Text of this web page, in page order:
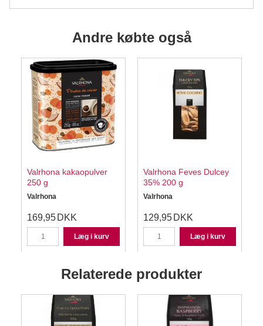
Andre købte også
Valrhona kakaopulver
250 g
Valrhona
169,95 DKK
Læg i kurv
Valrhona Feves Dulcey
35% 200 g
Valrhona
129,95 DKK
Læg i kurv
Relaterede produkter